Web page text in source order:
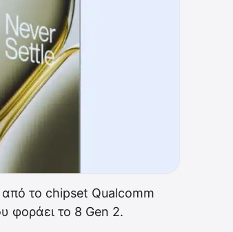
από το chipset Qualcomm
φοράει το 8 Gen 2.